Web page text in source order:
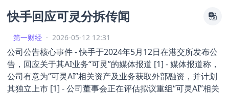
快手回应可灵分拆传闻
第一财经 · 2026-05-12 12:31
公司公告核心事件 - 快手于2024年5月12日在港交所发布公
告，回应关于其AI业务“可灵”的媒体报道 [1] - 媒体报道称，
公司有意为“可灵AI”相关资产及业务获取外部融资，并计划
其独立上市 [1] - 公司董事会正在评估拟议重组“可灵AI”相关